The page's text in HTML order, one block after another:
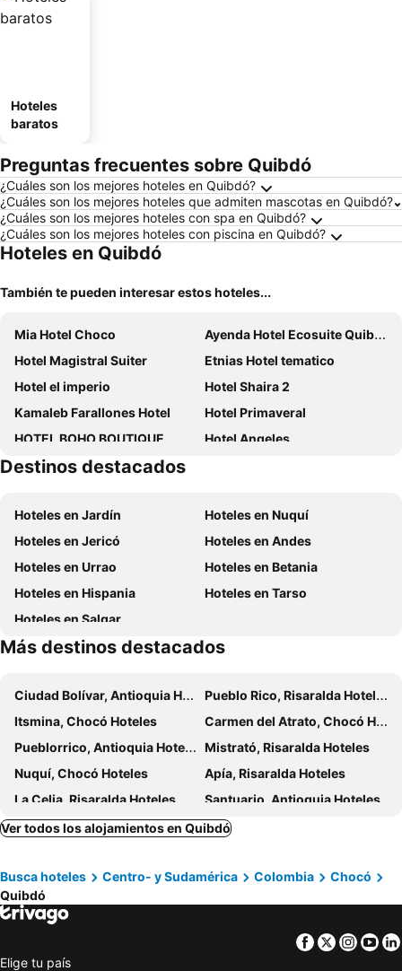
Hoteles
baratos
Preguntas frecuentes sobre Quibdó
¿Cuáles son los mejores hoteles en Quibdó?
¿Cuáles son los mejores hoteles que admiten mascotas en Quibdó?
¿Cuáles son los mejores hoteles con spa en Quibdó?
¿Cuáles son los mejores hoteles con piscina en Quibdó?
Hoteles en Quibdó
También te pueden interesar estos hoteles...
Mia Hotel Choco
Ayenda Hotel Ecosuite Quibdó
Hotel Magistral Suiter
Etnias Hotel tematico
Hotel el imperio
Hotel Shaira 2
Kamaleb Farallones Hotel
Hotel Primaveral
HOTEL BOHO BOUTIQUE
Hotel Angeles
Domus Goval Quibdo
Casa Hotel Chachajo
Paraiso Verde Lodge
Hotel Federal
Blackys
Destinos destacados
Hoteles en Jardín
Hoteles en Nuquí
Hoteles en Jericó
Hoteles en Andes
Hoteles en Urrao
Hoteles en Betania
Hoteles en Hispania
Hoteles en Tarso
Hoteles en Salgar
Más destinos destacados
Ciudad Bolívar, Antioquia Hoteles
Pueblo Rico, Risaralda Hoteles
Itsmina, Chocó Hoteles
Carmen del Atrato, Chocó Hoteles
Pueblorrico, Antioquia Hoteles
Mistrató, Risaralda Hoteles
Nuquí, Chocó Hoteles
Apía, Risaralda Hoteles
La Celia, Risaralda Hoteles
Santuario, Antioquia Hoteles
El Águila, Valle del Cauca Hoteles
Santuario, Risaralda Hoteles
San Andrés, San Andrés, Providencia and Santa Catalina Hoteles
Bogotá, Bogotá Hoteles
Medellín, Antioquia Hoteles
Barranquilla, Atlántico Hoteles
Coveñas, Sucre Hoteles
Melgar, Tolima Hoteles
Ver todos los alojamientos en Quibdó
Busca hoteles Centro- y Sudamérica Colombia
Chocó
Quibdó
Facebook
Twitter
Elige tu país